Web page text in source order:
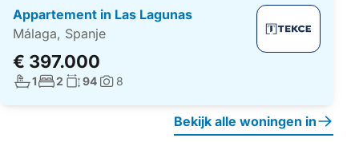
Appartement in Las Lagunas
Málaga, Spanje
€ 397.000
Aantal badkamers:
1Aantal slaapkamers:
2 Woonoppervlakte:
94Foto's:
8
Bekijk alle woningen in